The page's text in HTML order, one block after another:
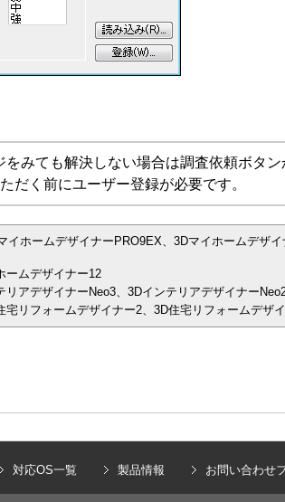
をみても解決しない場合は調査依頼ボタ
だく前にユーザー登録が必要です。
ホームデザイナーPRO9EX、3Dマイホームデザ
ームデザイナー12
アデザイナーNeo3、3Dインテリアデザイナー
リフォームデザイナー2、3D住宅リフォームデザ
対応OS一覧 製品情報 お問い合わせ